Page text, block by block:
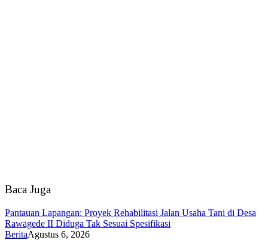
Baca Juga
Pantauan Lapangan: Proyek Rehabilitasi Jalan Usaha Tani di Desa
Rawagede II Diduga Tak Sesuai Spesifikasi
BeritaAgustus 6, 2026